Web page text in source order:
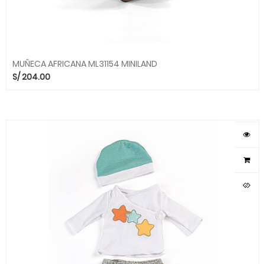
MUÑECA AFRICANA ML31154 MINILAND
S/204.00